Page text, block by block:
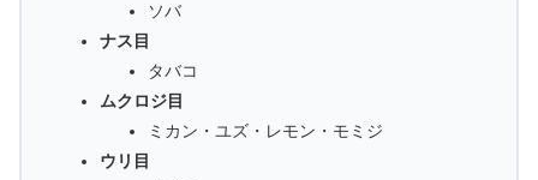
ソバ
ナス目
タバコ
ムクロジ目
ミカン・ユズ・レモン・モミジ
ウリ目